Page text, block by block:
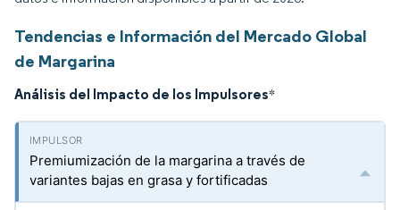
Tendencias e Información del Mercado Global
de Margarina
Análisis del Impacto de los Impulsores*
Premiumización de la margarina a través de
variantes bajas en grasa y fortificadas